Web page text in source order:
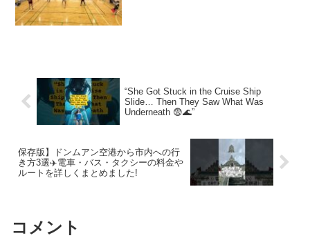
“She Got Stuck in the Cruise Ship
Slide… Then They Saw What Was
Underneath 😨🌊”
保存版】ドンムアン空港から市内への行
き方3選✈️電車・バス・タクシーの料金や
ルートを詳しくまとめました!
コメント